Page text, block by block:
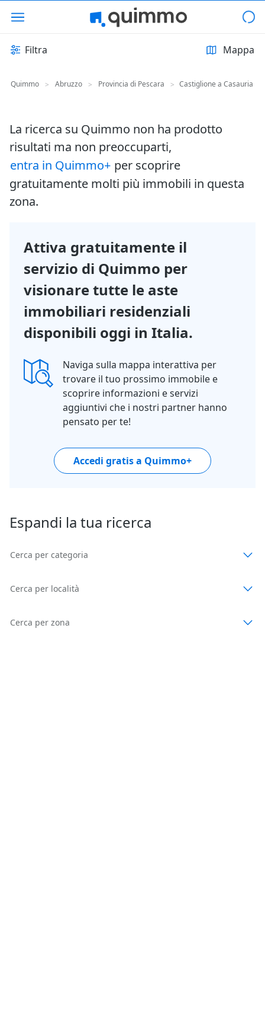
Filtra Mappa
Quimmo > Abruzzo > Provincia di Pescara > Castiglione a Casauria
La ricerca su Quimmo non ha prodotto
risultati ma non preoccuparti,
entra in Quimmo+ per scoprire
gratuitamente molti più immobili in questa
zona.
Attiva gratuitamente il
servizio di Quimmo per
visionare tutte le aste
immobiliari residenziali
disponibili oggi in Italia.
Naviga sulla mappa interattiva per
trovare il tuo prossimo immobile e
scoprire informazioni e servizi
aggiuntivi che i nostri partner hanno
pensato per te!
Accedi gratis a Quimmo+
Espandi la tua ricerca
Cerca per categoria
Cerca per località
Cerca per zona